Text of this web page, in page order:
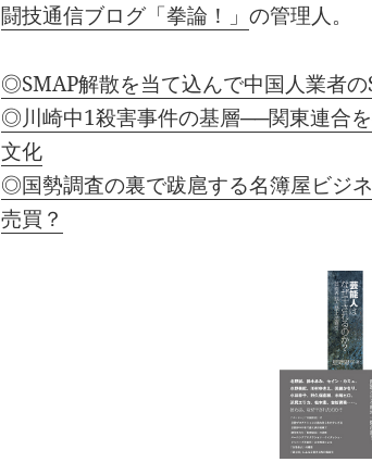
闘技通信ブログ「拳論！」の管理人。
◎SMAP解散を当て込んで中国人業者の
◎川崎中1殺害事件の基層──関東連合を
文化
◎国勢調査の裏で跋扈する名簿屋ビジ
売買？